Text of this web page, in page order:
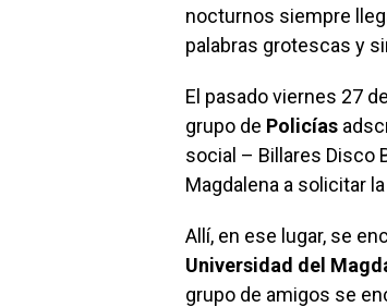
nocturnos siempre
palabras grotescas y
El pasado viernes 27
grupo de Policías
social – Billares Disco
Magdalena a solicitar
Allí, en ese lugar, se
Universidad del
grupo de amigos se